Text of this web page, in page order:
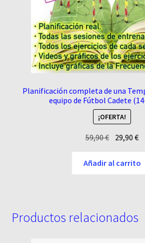
Planificación completa de una
equipo de Fútbol Cadete
¡OFERTA!
59,90€ El
original
29,90€El
Añadir al carrito
Productos relacionados